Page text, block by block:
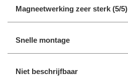
Magneetwerking zeer sterk (5/5)
Snelle montage
Niet beschrijfbaar